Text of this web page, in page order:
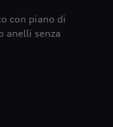
con piano di
anelli senza